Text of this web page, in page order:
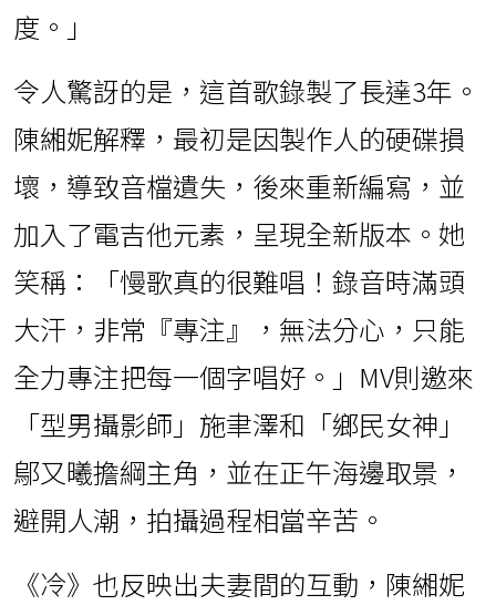
度。」
令人驚訝的是，這首歌錄製了長達3年。
陳緗妮解釋，最初是因製作人的硬碟損
壞，導致音檔遺失，後來重新編寫，並
加入了電吉他元素，呈現全新版本。她
笑稱：「慢歌真的很難唱！錄音時滿頭
大汗，非常『專注』，無法分心，只能
全力專注把每一個字唱好。」MV則邀來
「型男攝影師」施聿澤和「鄉民女神」
鄔又曦擔綱主角，並在正午海邊取景，
避開人潮，拍攝過程相當辛苦。
《冷》也反映出夫妻間的互動，陳緗妮